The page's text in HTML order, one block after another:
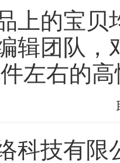
上的宝
辑团队，
左右的
科技有限